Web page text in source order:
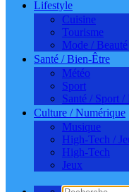
Lifestyle
Cuisine
Tourisme
Mode / Beauté
Santé / Bien-Être
Météo
Sport
Santé / Sport /
Culture / Numérique
Musique
High-Tech /
High-Tech
Jeux